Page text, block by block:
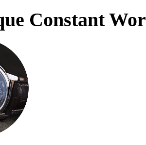
Constant